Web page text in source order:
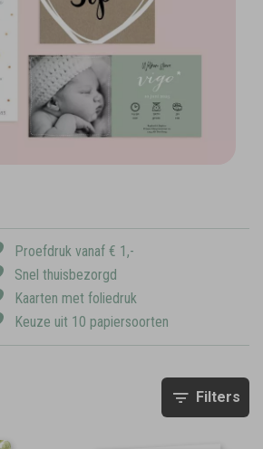
Proefdruk vanaf € 1,-
Snel thuisbezorgd
Kaarten met foliedruk
Keuze uit 10 papiersoorten
Filters